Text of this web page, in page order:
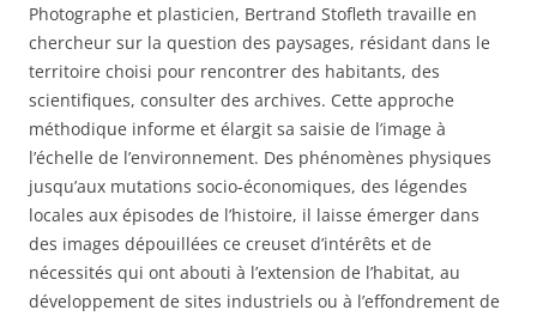
Photographe et plasticien, Bertrand Stofleth travaille en
chercheur sur la question des paysages, résidant dans le
territoire choisi pour rencontrer des habitants, des
scientifiques, consulter des archives. Cette approche
méthodique informe et élargit sa saisie de l’image à
l’échelle de l’environnement. Des phénomènes physiques
jusqu’aux mutations socio-économiques, des légendes
locales aux épisodes de l’histoire, il laisse émerger dans
des images dépouillées ce creuset d’intérêts et de
nécessités qui ont abouti à l’extension de l’habitat, au
développement de sites industriels ou à l’effondrement de